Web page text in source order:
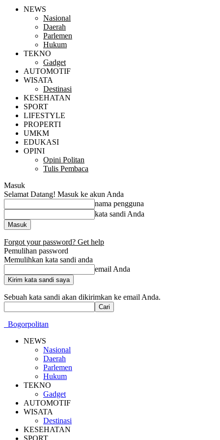
NEWS
Nasional
Daerah
Parlemen
Hukum
TEKNO
Gadget
AUTOMOTIF
WISATA
Destinasi
KESEHATAN
SPORT
LIFESTYLE
PROPERTI
UMKM
EDUKASI
OPINI
Opini Politan
Tulis Pembaca
Masuk
Selamat Datang! Masuk ke akun Anda
nama pengguna
kata sandi Anda
Forgot your password? Get help
Pemulihan password
Memulihkan kata sandi anda
email Anda
Sebuah kata sandi akan dikirimkan ke email Anda.
Bogorpolitan
NEWS
Nasional
Daerah
Parlemen
Hukum
TEKNO
Gadget
AUTOMOTIF
WISATA
Destinasi
KESEHATAN
SPORT